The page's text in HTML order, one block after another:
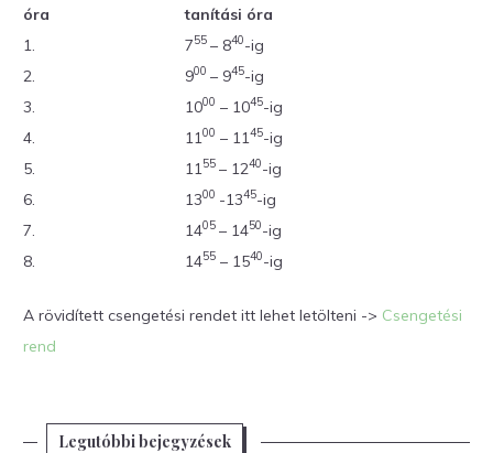
óra
tanítási óra
1.
755 – 840-ig
2.
900 – 945-ig
3.
1000 – 1045-ig
4.
11 00 – 11 45-ig
5.
11 55 – 1240-ig
6.
1300 -1345-ig
7.
1405 – 1450-ig
8.
1455 – 1540-ig
A rövidített csengetési rendet itt lehet letölteni -> Csengetési
rend
Legutóbbi bejegyzések